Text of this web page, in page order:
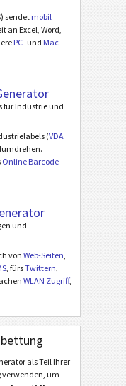
sendetmobil
an Excel, Word,
PC- und Mac-
für Industrie und
(VDA
Online Barcode
und
von Web-Seiten
, fürsTwittern
WLAN Zugriff,
als Teil Ihrer
um